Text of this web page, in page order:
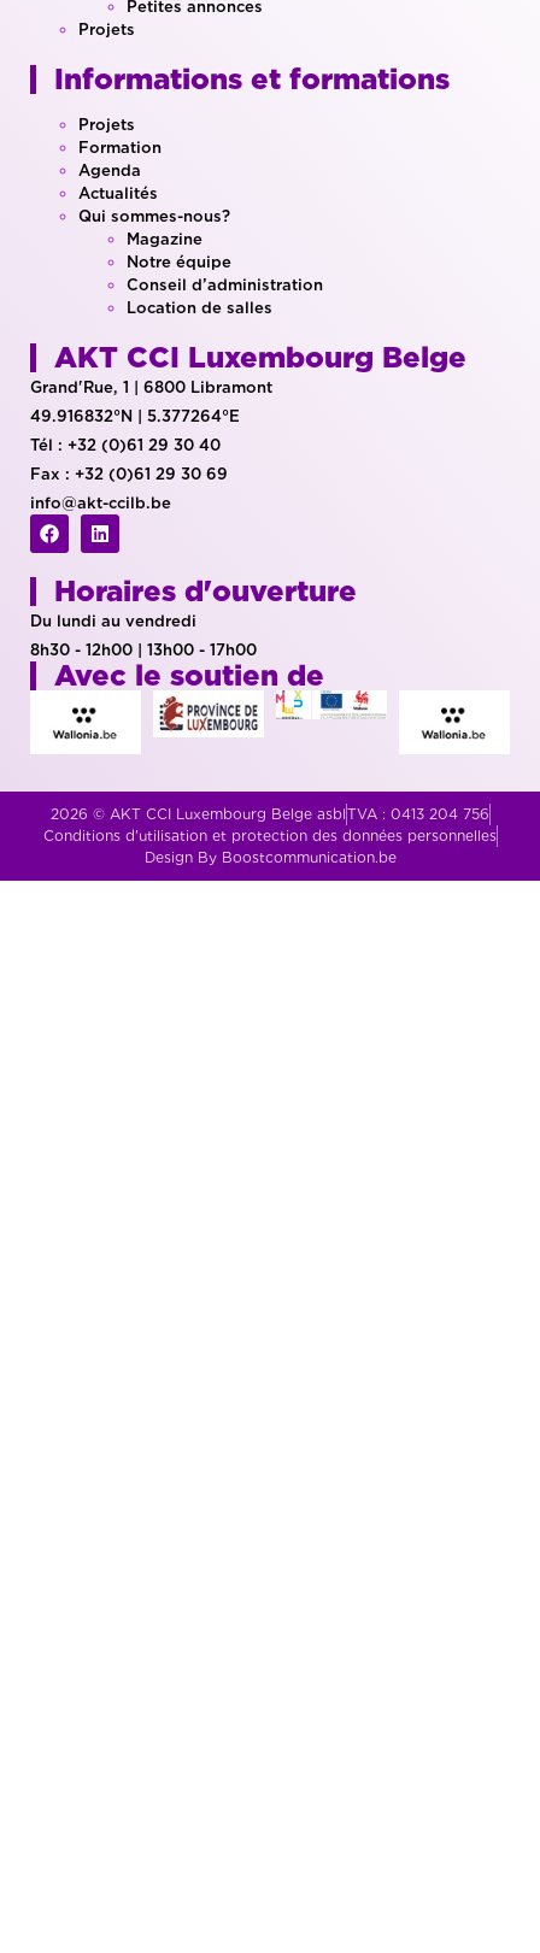
Petites annonces
Projets
Informations et formations
Projets
Formation
Agenda
Actualités
Qui sommes-nous?
Magazine
Notre équipe
Conseil d’administration
Location de salles
AKT CCI Luxembourg Belge
Grand'Rue, 1 | 6800 Libramont
49.916832°N | 5.377264°E
Tél : +32 (0)61 29 30 40
Fax : +32 (0)61 29 30 69
info@akt-ccilb.be
Horaires d'ouverture
Du lundi au vendredi
8h30 - 12h00 | 13h00 - 17h00
Avec le soutien de
2026 © AKT CCI Luxembourg Belge asblTVA : 0413 204 756
Conditions d'utilisation et protection des données personnelles
Design By Boostcommunication.be